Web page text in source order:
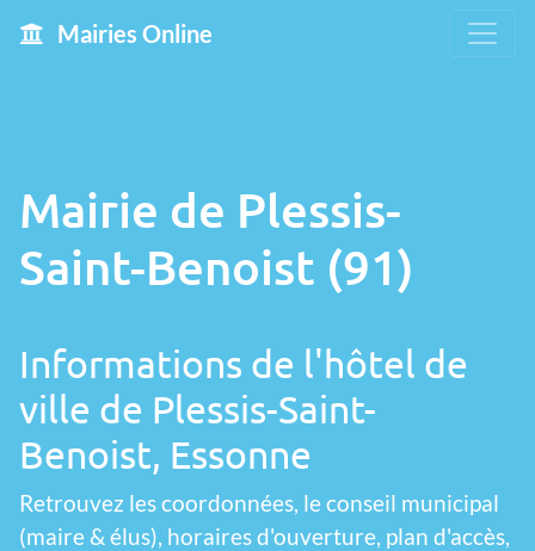
Mairies Online
Mairie de Plessis-
Saint-Benoist (91)
Informations de l'hôtel de
ville de Plessis-Saint-
Benoist, Essonne
Retrouvez les coordonnées, le conseil municipal
(maire & élus), horaires d'ouverture, plan d'accès,